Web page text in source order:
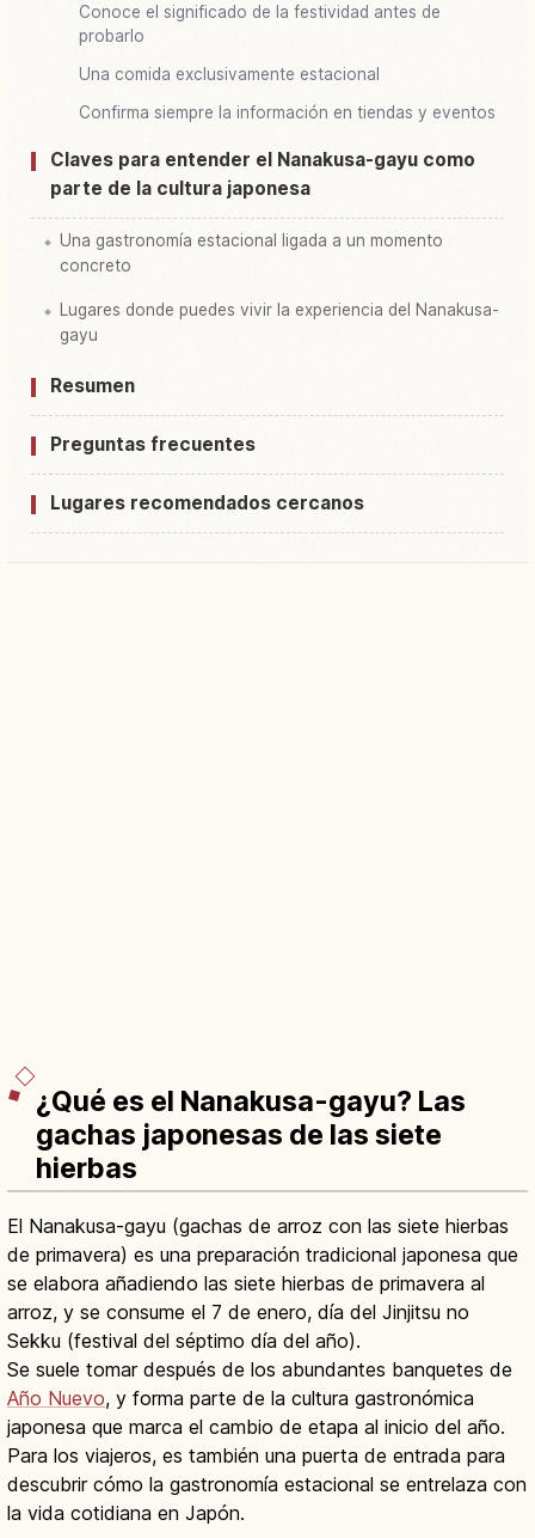
Conoce el significado de la festividad antes de
probarlo
Una comida exclusivamente estacional
Confirma siempre la información en tiendas y eventos
Claves para entender el Nanakusa-gayu como
parte de la cultura japonesa
Una gastronomía estacional ligada a un momento
concreto
Lugares donde puedes vivir la experiencia del Nanakusa-
gayu
Resumen
Preguntas frecuentes
Lugares recomendados cercanos
¿Qué es el Nanakusa-gayu? Las
gachas japonesas de las siete
hierbas
El Nanakusa-gayu (gachas de arroz con las siete hierbas
de primavera) es una preparación tradicional japonesa que
se elabora añadiendo las siete hierbas de primavera al
arroz, y se consume el 7 de enero, día del Jinjitsu no
Sekku (festival del séptimo día del año).
Se suele tomar después de los abundantes banquetes de
Año Nuevo, y forma parte de la cultura gastronómica
japonesa que marca el cambio de etapa al inicio del año.
Para los viajeros, es también una puerta de entrada para
descubrir cómo la gastronomía estacional se entrelaza con
la vida cotidiana en Japón.